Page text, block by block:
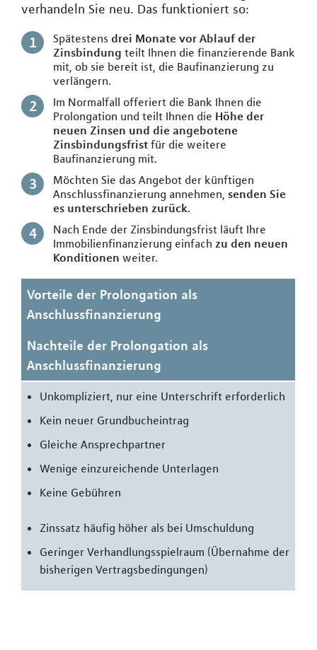
verhandeln Sie neu. Das funktioniert so:
Spätestens drei Monate vor Ablauf der
Zinsbindung teilt Ihnen die finanzierende Bank
mit, ob sie bereit ist, die Baufinanzierung zu
verlängern.
Im Normalfall offeriert die Bank Ihnen die
Prolongation und teilt Ihnen die Höhe der
neuen Zinsen und die angebotene
Zinsbindungsfrist für die weitere
Baufinanzierung mit.
Möchten Sie das Angebot der künftigen
Anschlussfinanzierung annehmen, senden Sie
es unterschrieben zurück.
Nach Ende der Zinsbindungsfrist läuft Ihre
Immobilienfinanzierung einfach zu den neuen
Konditionen weiter.
Vorteile der Prolongation als
Anschlussfinanzierung
Nachteile der Prolongation als
Anschlussfinanzierung
Unkompliziert, nur eine Unterschrift erforderlich
Kein neuer Grundbucheintrag
Gleiche Ansprechpartner
Wenige einzureichende Unterlagen
Keine Gebühren
Zinssatz häufig höher als bei Umschuldung
Geringer Verhandlungsspielraum (Übernahme der
bisherigen Vertragsbedingungen)